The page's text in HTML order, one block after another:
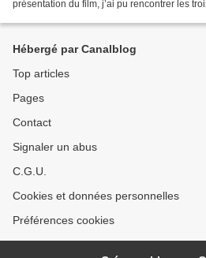
présentation du film, j’ai pu rencontrer les
Hébergé par Canalblog
Top articles
Pages
Contact
Signaler un abus
C.G.U.
Cookies et données personnelles
Préférences cookies